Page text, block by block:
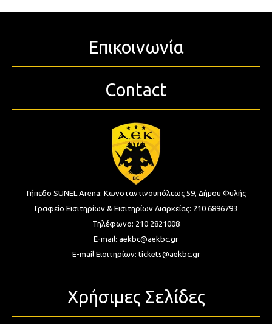
Επικοινωνία
Contact
Γήπεδο SUNEL Arena: Κωνσταντινουπόλεως 59, Δήμου Φυλής
Γραφείο Εισιτηρίων & Εισιτηρίων Διαρκείας: 210 6896793
Τηλέφωνο: 210 2821008
E-mail: aekbc@aekbc.gr
E-mail Εισιτηρίων: tickets@aekbc.gr
Χρήσιμες Σελίδες